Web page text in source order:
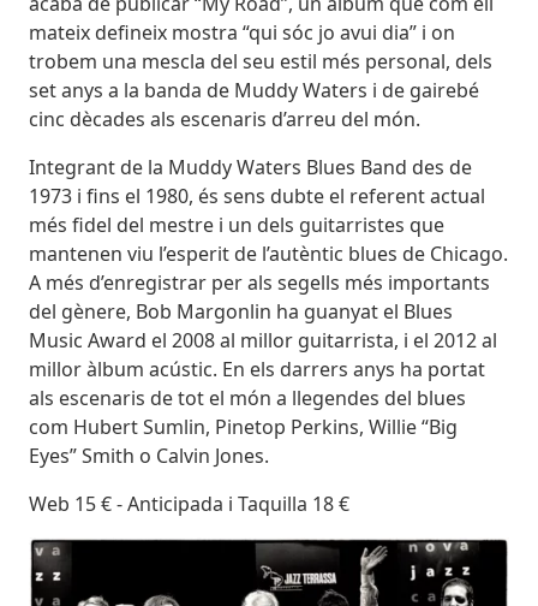
mateix defineix mostra “qui sóc jo avui dia” i on
trobem una mescla del seu estil més personal, dels
set anys a la banda de Muddy Waters i de gairebé
cinc dècades als escenaris d’arreu del món.
Integrant de la Muddy Waters Blues Band des de
1973 i fins el 1980, és sens dubte el referent actual
més fidel del mestre i un dels guitarristes que
mantenen viu l’esperit de l’autèntic blues de Chicago.
A més d’enregistrar per als segells més importants
del gènere, Bob Margonlin ha guanyat el Blues
Music Award el 2008 al millor guitarrista, i el 2012 al
millor àlbum acústic. En els darrers anys ha portat
als escenaris de tot el món a llegendes del blues
com Hubert Sumlin, Pinetop Perkins, Willie “Big
Eyes” Smith o Calvin Jones.
Web 15 € - Anticipada i Taquilla 18 €
Imatges
Image